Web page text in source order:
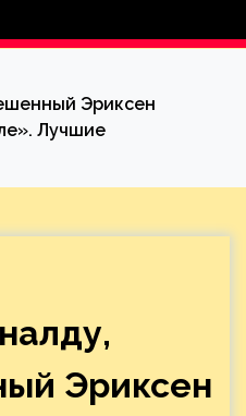
Эриксен
Лучшие
Эриксен